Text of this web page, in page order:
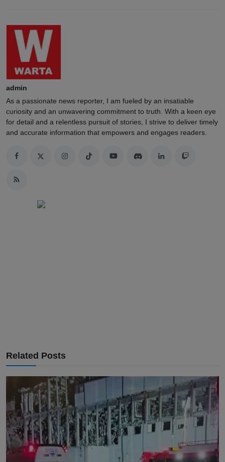
admin
As a passionate news reporter, I am fueled by an insatiable
curiosity and an unwavering commitment to truth. With a keen eye
for detail and a relentless pursuit of stories, I strive to deliver timely
and accurate information that empowers and engages readers.
Related Posts